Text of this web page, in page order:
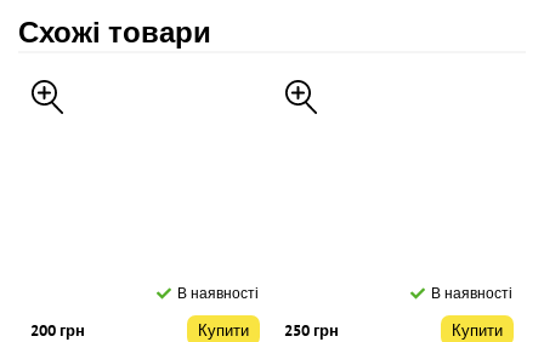
Схожі товари
В наявності
200 грн Купити
В наявності
250 грн Купити